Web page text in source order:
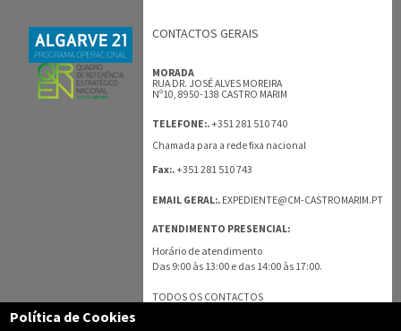
CONTACTOS GERAIS
MORADA
RUA DR. JOSÉ ALVES MOREIRA
Nº10, 8950-138 CASTRO MARIM
TELEFONE:.+351 281 510 740
Chamada para a rede fixa nacional
Fax:.+351 281 510 743
EMAIL GERAL:. EXPEDIENTE@CM-CASTROMARIM.PT
ATENDIMENTO PRESENCIAL:
Horário de atendimento
Das 9:00 às 13:00 e das 14:00 às 17:00.
TODOS OS CONTACTOS
Política de Cookies